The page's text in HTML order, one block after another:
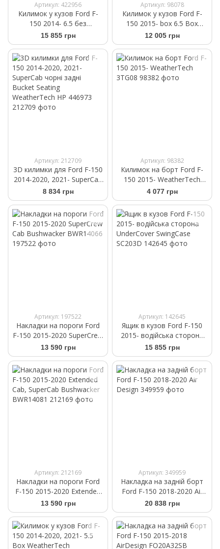
Артикул: 422956
Килимок у кузов Ford F-
150 2014- 6.5 без
бортового генератора
WeatherTech ImpactLiner
15 855 грн
Артикул: 98078
Килимок у кузов Ford F-
150 2015- box 6.5 Box
WeatherTech 36907
12 005 грн
Артикул: 212709
3D килимки для Ford F-150
2014-2020, 2021- SuperCab
чорні задні Bucket Seating
WeatherTech HP 446973
8 834 грн
Артикул: 98382
Килимок на борт Ford F-
150 2015- WeatherTech
3TG08
4 077 грн
Артикул: 197522
Накладки на пороги Ford
F-150 2015-2020 SuperCrew
Cab Bushwacker BWR14066
13 590 грн
Артикул: 142645
Ящик в кузов Ford F-150
2015- водійська сторона
UnderCover SwingCase
SC203D
15 855 грн
Артикул: 212169
Накладки на пороги Ford
F-150 2015-2020 Extended
Cab, SuperCab Bushwacker
BWR14081
13 590 грн
Артикул: 349959
Накладка на задній борт
Ford F-150 2018-2020 Air
Design
20 838 грн